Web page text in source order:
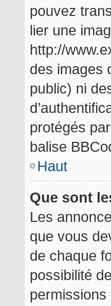
pouvez
lier une
http://
des images
public) ni
protégés
balise
Haut
Que sont
Les
que vous
de chaque
possibilité
permissions